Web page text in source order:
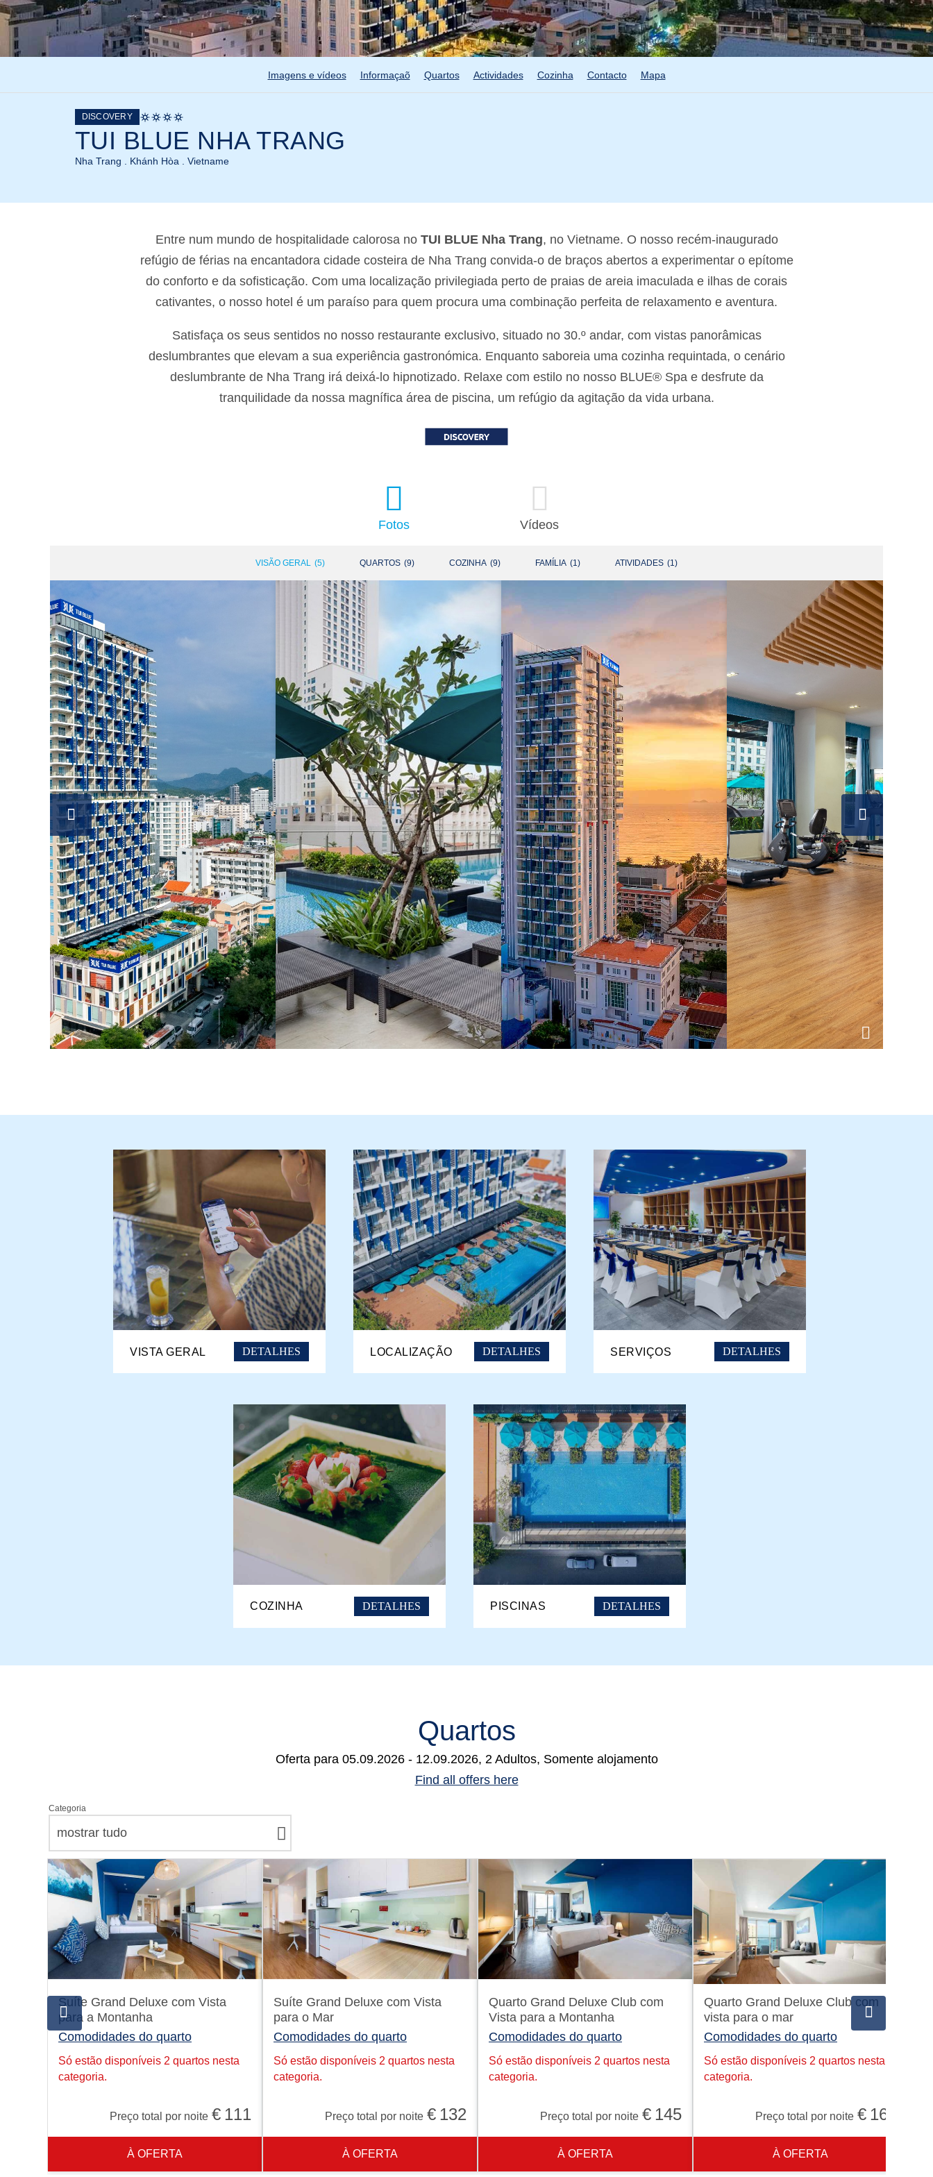
Imagens e vídeos Informaçaõ Quartos Actividades Cozinha Contacto Mapa
DISCOVERY
TUI BLUE NHA TRANG
Nha Trang . Khánh Hòa . Vietname
Entre num mundo de hospitalidade calorosa no TUI BLUE Nha Trang, no Vietname. O nosso recém-inaugurado
refúgio de férias na encantadora cidade costeira de Nha Trang convida-o de braços abertos a experimentar o epítome
do conforto e da sofisticação. Com uma localização privilegiada perto de praias de areia imaculada e ilhas de corais
cativantes, o nosso hotel é um paraíso para quem procura uma combinação perfeita de relaxamento e aventura.
Satisfaça os seus sentidos no nosso restaurante exclusivo, situado no 30.º andar, com vistas panorâmicas
deslumbrantes que elevam a sua experiência gastronómica. Enquanto saboreia uma cozinha requintada, o cenário
deslumbrante de Nha Trang irá deixá-lo hipnotizado. Relaxe com estilo no nosso BLUE® Spa e desfrute da
tranquilidade da nossa magnífica área de piscina, um refúgio da agitação da vida urbana.
Fotos Vídeos
VISÃO GERAL (5) QUARTOS (9) COZINHA (9) FAMÍLIA (1) ATIVIDADES (1)
VISTA GERAL DETALHES LOCALIZAÇÃO DETALHES SERVIÇOS DETALHES
COZINHA DETALHES PISCINAS DETALHES
Quartos
Oferta para 05.09.2026 - 12.09.2026, 2 Adultos, Somente alojamento
Find all offers here
Categoria
mostrar tudo
Suíte Grand Deluxe com Vista
para a Montanha
Comodidades do quarto
Só estão disponíveis 2 quartos nesta
categoria.
Preço total por noite € 111
À OFERTA
Suíte Grand Deluxe com Vista
para o Mar
Comodidades do quarto
Só estão disponíveis 2 quartos nesta
categoria.
Preço total por noite € 132
À OFERTA
Quarto Grand Deluxe Club com
Vista para a Montanha
Comodidades do quarto
Só estão disponíveis 2 quartos nesta
categoria.
Preço total por noite € 145
À OFERTA
Quarto Grand Deluxe Club com
vista para o mar
Comodidades do quarto
Só estão disponíveis 2 quartos nesta
categoria.
Preço total por noite € 166
À OFERTA